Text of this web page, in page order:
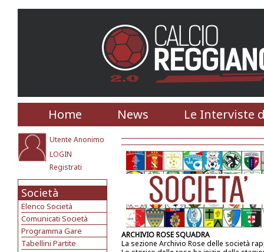
Home News Le Interviste
Utente Anonimo
LOGIN
Registrati
Società
Elenco Società
Comunicati Società
Programma Gare
Tabellini Partite
ARCHIVIO ROSE SQUADRA
La sezione Archivio Rose delle società